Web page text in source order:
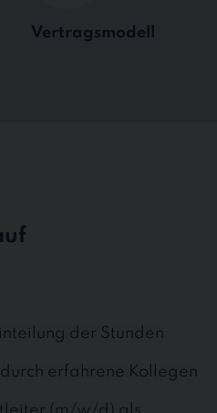
Vertragsmodell
der Stunden
erfahrene Kollegen